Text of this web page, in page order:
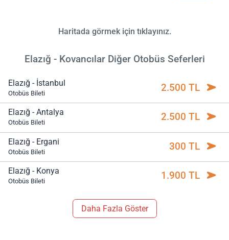
Haritada görmek için tıklayınız.
Elazığ - Kovancılar Diğer Otobüs Seferleri
Elazığ - İstanbul
Otobüs Bileti 2.500 TL
Elazığ - Antalya
Otobüs Bileti 2.500 TL
Elazığ - Ergani
Otobüs Bileti 300 TL
Elazığ - Konya
Otobüs Bileti 1.900 TL
Daha Fazla Göster